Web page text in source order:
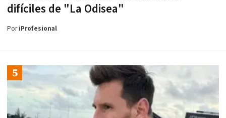
difíciles de "La Odisea"
PoriProfesional